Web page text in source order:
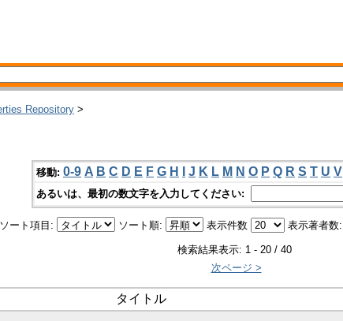
Repository >
移動: 0-9 A B C D E F G H J K L M N O P Q R S T U V
あるいは、最初の数文字を入力してください:
ソート項目: ソート順: 表示件数 表示著者数:
検索結果表示: 1 - 20 / 40
次ページ >
タイトル